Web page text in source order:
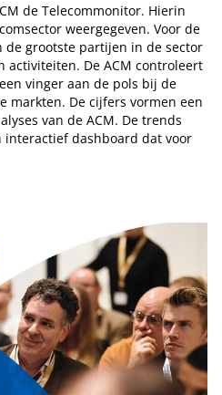
de Telecommonitor. Hierin
weergegeven. Voor de
de grootste partijen in de sector
activiteiten. De ACM controleert
vinger aan de pols bij de
markten. De cijfers vormen een
van de ACM. De trends
interactief dashboard dat voor